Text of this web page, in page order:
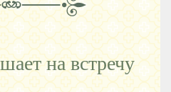
на встречу